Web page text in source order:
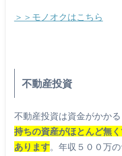
＞＞モノオクはこちら
不動産投資
不動産投資は資金がかか
持ちの資産がほとんど無
あります。年収５００万